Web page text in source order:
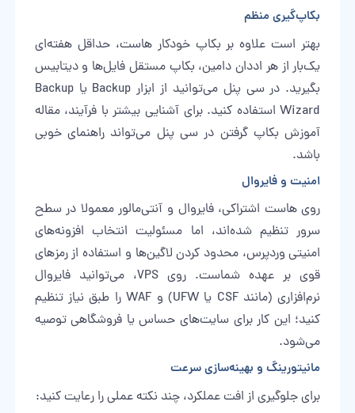
بکاپ‌گیری منظم
بهتر است علاوه بر بکاپ خودکار هاست، حداقل هفته‌ای
یک‌بار از هر اددان دامین، بکاپ مستقل فایل‌ها و دیتابیس
بگیرید. در سی پنل می‌توانید از ابزار Backup یا Backup
Wizard استفاده کنید. برای آشنایی بیشتر با فرآیند، مقاله
آموزش بکاپ گرفتن در سی پنل می‌تواند راهنمای خوبی
باشد.
امنیت و فایروال
روی هاست اشتراکی، فایروال و آنتی‌مالور معمولا در سطح
سرور تنظیم شده‌اند، اما مسئولیت انتخاب افزونه‌های
امنیتی وردپرس، محدود کردن لاگین‌ها و استفاده از رمزهای
قوی بر عهده شماست. روی VPS، می‌توانید فایروال
نرم‌افزاری (مانند CSF یا UFW) و WAF را طبق نیاز تنظیم
کنید؛ این کار برای سایت‌های حساس یا فروشگاهی توصیه
می‌شود.
مانیتورینگ و بهینه‌سازی سرعت
برای جلوگیری از افت عملکرد، چند نکته عملی را رعایت کنید: